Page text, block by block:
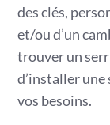
des clés,
et/ou d’un
trouver un
d’installer
vos besoins.